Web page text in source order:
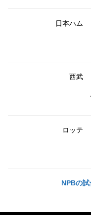
日本ハム
西武
ロッテ
NPBの